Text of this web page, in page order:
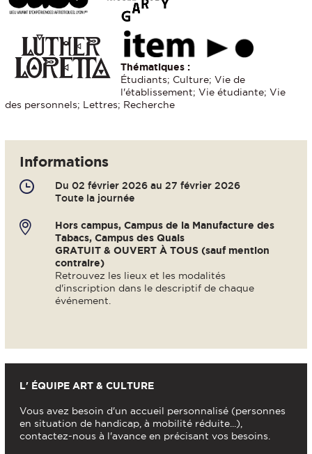
Thématiques :
Étudiants; Culture; Vie de
l'établissement; Vie étudiante; Vie
des personnels; Lettres; Recherche
Informations
Du 02 février 2026 au 27 février 2026
Toute la journée
Hors campus, Campus de la Manufacture des
Tabacs, Campus des Quais
GRATUIT & OUVERT À TOUS (sauf mention
contraire)
Retrouvez les lieux et les modalités
d'inscription dans le descriptif de chaque
événement.
L' ÉQUIPE ART & CULTURE
Vous avez besoin d'un accueil personnalisé (personnes
en situation de handicap, à mobilité réduite...),
contactez-nous à l'avance en précisant vos besoins.